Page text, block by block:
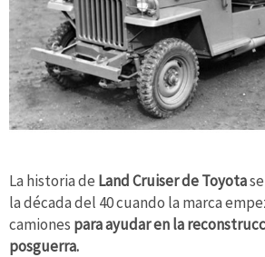
La historia de Land Cruiser de Toyota
la década del 40 cuando la marca
camiones para ayudar en la
posguerra.